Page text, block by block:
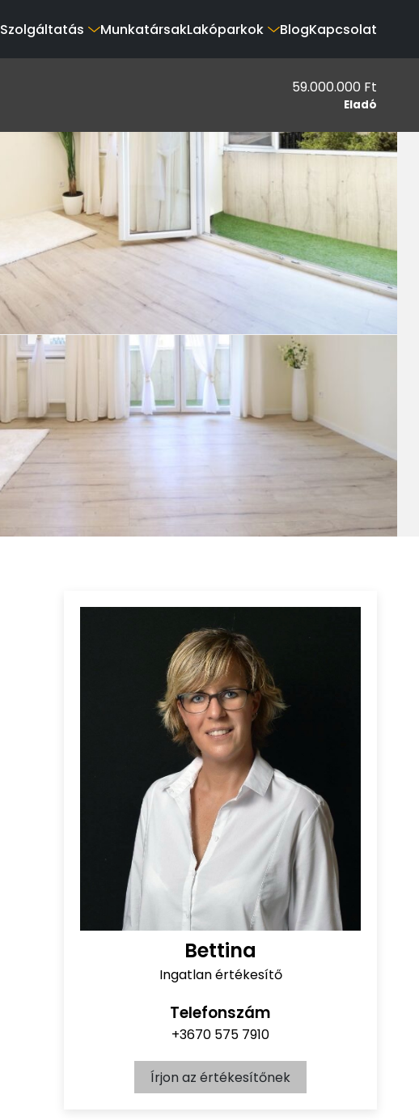
Szolgáltatás MunkatársakLakóparkok BlogKapcsolat
59.000.000 Ft
Eladó
Bettina
Ingatlan értékesítő
Telefonszám
+3670 575 7910
Írjon az értékesítőnek